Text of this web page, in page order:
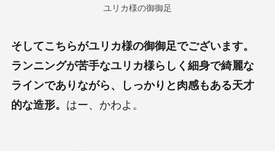
ユリカ様の御御足
そしてこちらがユリカ様の御御足でございます。
ランニングが苦手なユリカ様らしく細身で綺麗な
ラインでありながら、しっかりと肉感もある天才
的な造形。 はー、かわよ。